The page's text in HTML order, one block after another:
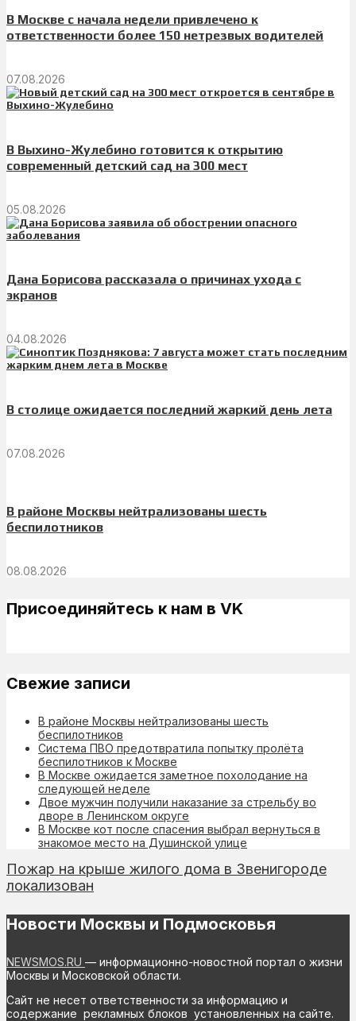
В Москве с начала недели привлечено к
ответственности более 150 нетрезвых водителей
07.08.2026
В Выхино-Жулебино готовится к открытию
современный детский сад на 300 мест
05.08.2026
Дана Борисова рассказала о причинах ухода с
экранов
04.08.2026
В столице ожидается последний жаркий день лета
07.08.2026
В районе Москвы нейтрализованы шесть
беспилотников
08.08.2026
Присоединяйтесь к нам в VK
Свежие записи
В районе Москвы нейтрализованы шесть
беспилотников
Система ПВО предотвратила попытку пролёта
беспилотников к Москве
В Москве ожидается заметное похолодание на
следующей неделе
Двое мужчин получили наказание за стрельбу во
дворе в Ленинском округе
В Москве кот после спасения выбрал вернуться в
знакомое место на Душинской улице
Пожар на крыше жилого дома в Звенигороде
локализован
Новости Москвы и Подмосковья
NEWSMOS.RU — информационно-новостной портал о жизни
Москвы и Московской области.
Сайт не несет ответственности за информацию и
содержание рекламных блоков установленных на сайте.